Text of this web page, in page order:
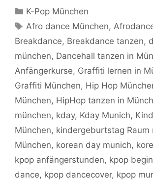
Kategorien
K-Pop München
Schlagwörter
Afro dance München,
Breakdance, Breakdance tanzen,
münchen, Dancehall tanzen in
Anfängerkurse, Graffiti lernen in
Graffiti München, Hip Hop
München, HipHop tanzen in
münchen, kday, Kday Munich,
München, kindergeburtstag Raum
München, korean day munich,
kpop anfängerstunden, kpop
dance, kpop dancecover, kpop